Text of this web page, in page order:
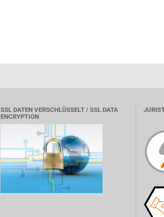
SSL DATEN VERSCHLÜSSELT / SSL DATA
ENCRYPTION